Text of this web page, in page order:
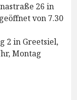
26 in
von 7.30
2 in Greetsiel,
Montag